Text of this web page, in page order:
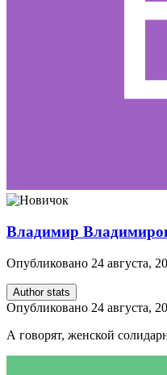
Владимир
Опубликовано 24 августа,
Author stats
Опубликовано 24 августа,
А говорят, женской